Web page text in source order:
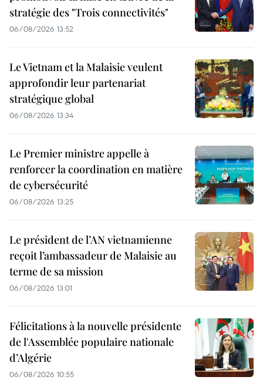
stratégie des "Trois connectivités"
06/08/2026 13:52
Le Vietnam et la Malaisie veulent
approfondir leur partenariat
stratégique global
06/08/2026 13:34
Le Premier ministre appelle à
renforcer la coordination en matière
de cybersécurité
06/08/2026 13:25
Le président de l’AN vietnamienne
reçoit l’ambassadeur de Malaisie au
terme de sa mission
06/08/2026 13:01
Félicitations à la nouvelle présidente
de l'Assemblée populaire nationale
d’Algérie
06/08/2026 10:55